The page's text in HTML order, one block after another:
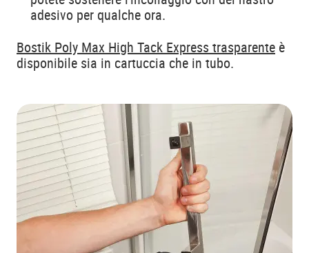
adesivo per qualche ora.
Bostik Poly Max High Tack Express trasparente è
disponibile sia in cartuccia che in tubo.